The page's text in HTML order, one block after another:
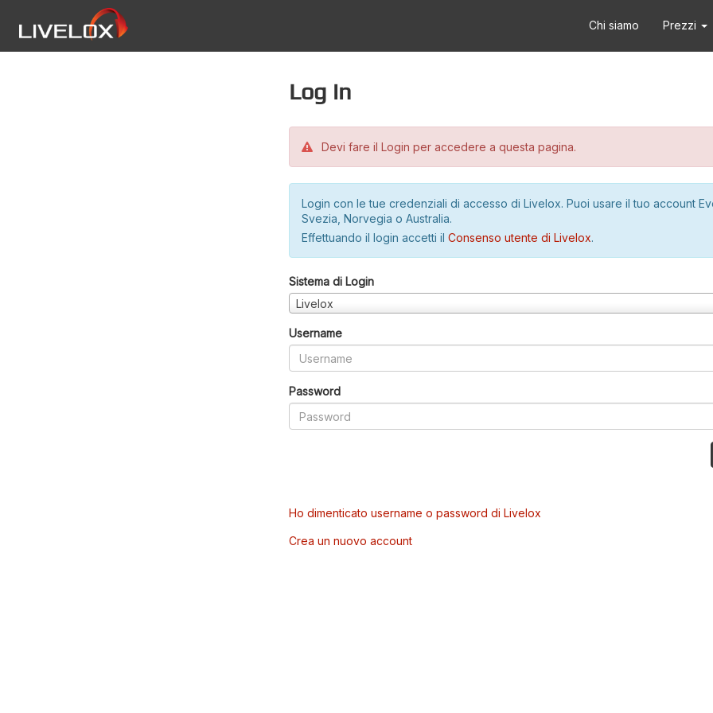
Chi siamo Prezzi
Log in
Devi fare il Login per accedere a questa pagina.
Login con le tue credenziali di accesso di Livelox. Puoi usare il tuo account
Svezia, Norvegia o Australia.
Effettuando il login accetti il Consenso utente di Livelox.
Sistema di Login
Livelox
Username
Password
Ho dimenticato username o password di Livelox
Crea un nuovo account